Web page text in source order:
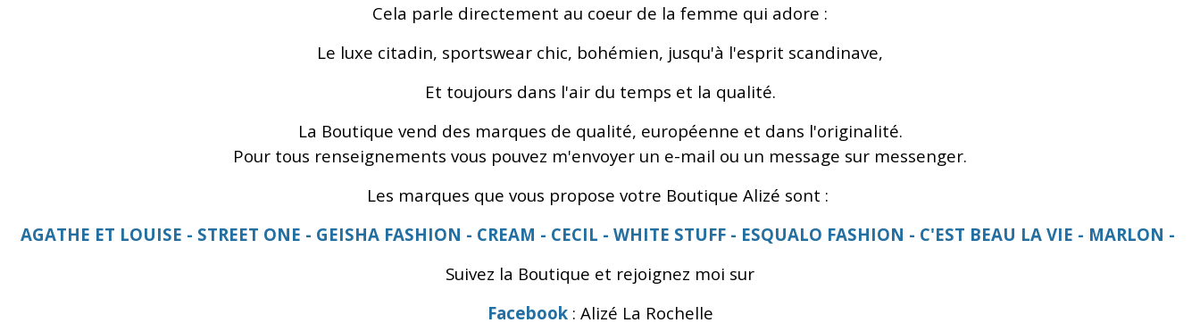
Cela parle directement au coeur de la femme qui adore :
Le luxe citadin, sportswear chic, bohémien, jusqu'à l'esprit scandinave,
Et toujours dans l'air du temps et la qualité.
La Boutique vend des marques de qualité, européenne et dans l'originalité.
Pour tous renseignements vous pouvez m'envoyer un e-mail ou un message sur messenger.
Les marques que vous propose votre Boutique Alizé sont :
AGATHE ET LOUISE - STREET ONE - GEISHA FASHION - CREAM - CECIL - WHITE STUFF - ESQUALO FASHION - C'EST BEAU LA VIE - MARLON -
Suivez la Boutique et rejoignez moi sur
Facebook: Alizé La Rochelle